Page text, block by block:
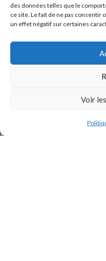
des données telles que le
ce site. Le fait de ne pas
un effet négatif sur certaines
Voir